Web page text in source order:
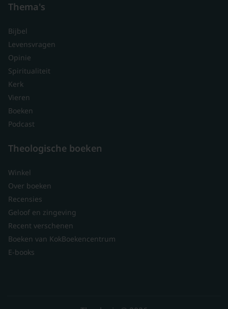
Thema's
Bijbel
Levensvragen
Opinie
Spiritualiteit
Kerk
Vieren
Boeken
Podcast
Theologische boeken
Winkel
Over boeken
Recensies
Geloof en zingeving
Recent verschenen
Boeken van KokBoekencentrum
E-books